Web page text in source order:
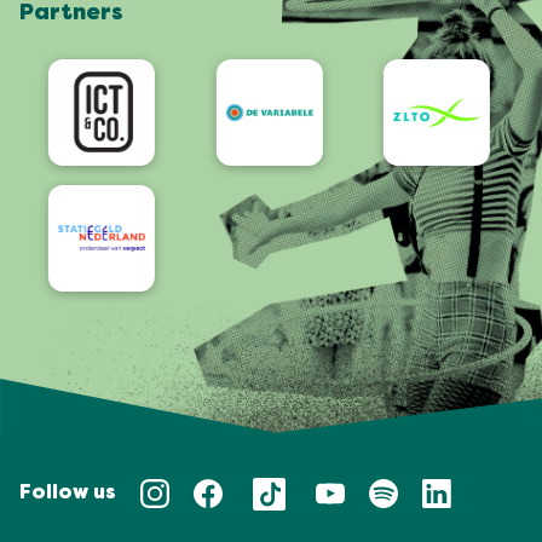
App
Bereikbaarheid/Toegankelijkheid
Partners
Follow us